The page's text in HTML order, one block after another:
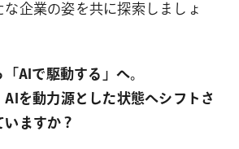
な企業の姿を共に探索しましょ
「AIで駆動する」へ。
を動力源とした状態へシフトさ
ますか？